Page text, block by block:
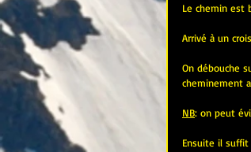
Le chemin est
Arrivé à un
On débouche
cheminement
NB: on peut
Ensuite il suffit